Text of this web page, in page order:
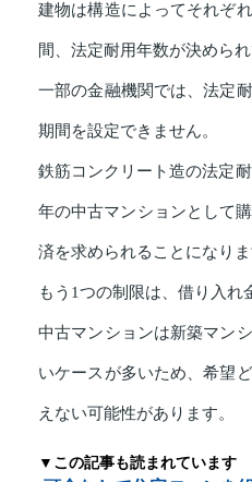
建物は構造によってそれぞ
間、法定耐用年数が決められ
一部の金融機関では、法定
期間を設定できません。
鉄筋コンクリート造の法定
年の中古マンションとして
済を求められることになりま
もう1つの制限は、借り入れ
中古マンションは新築マン
いケースが多いため、希望
えない可能性があります。
▼この記事も読まれています